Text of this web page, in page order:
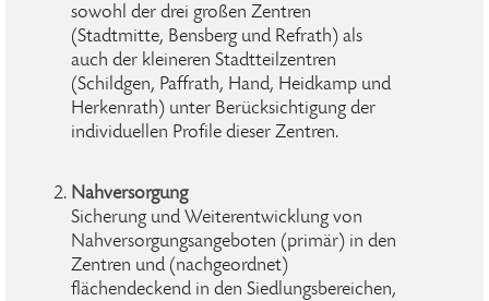
sowohl der drei großen Zentren
(Stadtmitte, Bensberg und Refrath) als
auch der kleineren Stadtteilzentren
(Schildgen, Paffrath, Hand, Heidkamp und
Herkenrath) unter Berücksichtigung der
individuellen Profile dieser Zentren.
Nahversorgung
Sicherung und Weiterentwicklung von
Nahversorgungsangeboten (primär) in den
Zentren und (nachgeordnet)
flächendeckend in den Siedlungsbereichen,